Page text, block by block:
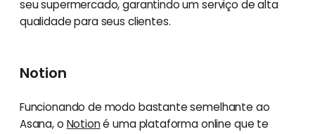
seu supermercado, garantindo um serviço de alta
qualidade para seus clientes.
Notion
Funcionando de modo bastante semelhante ao
Asana, o Notioné uma plataforma online que te